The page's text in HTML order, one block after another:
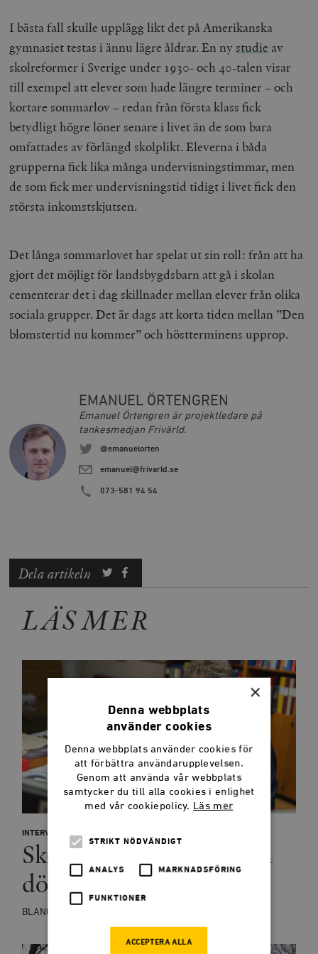
I bästa fall skulle upplägg likt det på Amerikanska
gymnasiet testas i ännu lägre åldrar. En ny studie av
skolreformer i Sverige under 1930- och 40-talen visar
till exempel att elever som hade längre terminer – och
kortare sommarlov – redan från första klass fick
betydligt högre löner senare i livet än de som bara
omfattades av förlängd skolplikt. Eleverna i båda
grupperna fick lika många undervisningstimmar, men
de som fick mer undervisningstid tidigt i livet fick den
största inkomstskjutsen.
Det långa sommarlovet har spelat ut sin roll: från att ha
gjort det möjligt för landsbygdsbarn att gå i skolan
cementerar det i dag skillnader mellan elever från olika
sociala grupper. Det är dags att korta tiden mellan ”Den
blomstertid nu kommer” och höstterminens upprop.
EMANUEL ÖRTENGREN
Emanuel Örtengren är projektledare på
tankesmedjan Frivärld.
@emanuelorten
emanuel@frivarld.se
073-581 94 54
Dela artikeln
LÄS MER
INTERVJU
Skolan och meritokratin
dör tillsammans
BLANCHE SANDE
×
Denna webbplats
använder cookies
Denna webbplats använder cookies för
att förbättra användarupplevelsen.
Genom att använda vår webbplats
samtycker du till alla cookies i enlighet
med vår cookiepolicy. Läs mer
STRIKT NÖDVÄNDIGT
ANALYS MARKNADSFÖRING
FUNKTIONER
ACCEPTERA ALLA